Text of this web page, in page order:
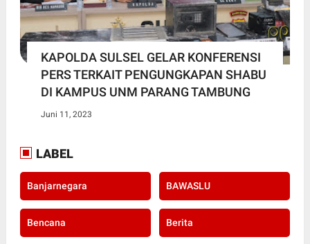
KAPOLDA SULSEL GELAR KONFERENSI
PERS TERKAIT PENGUNGKAPAN SHABU
DI KAMPUS UNM PARANG TAMBUNG
Juni 11, 2023
LABEL
Banjarnegara BAWASLU
Bencana Berita